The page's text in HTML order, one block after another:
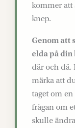
kommer att
knep.
Genom att
elda på
där och då.
märka att
taget om
frågan om
skulle